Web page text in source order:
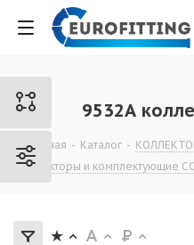
9532А
Главная - Каталог -
Коллекторы и комплектующие